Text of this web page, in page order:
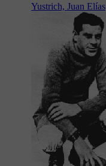
Yustrich, Juan Elías